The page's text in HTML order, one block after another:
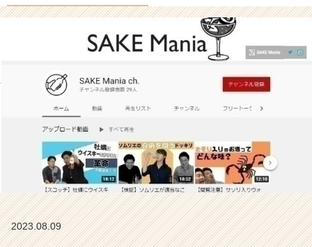
イ
ニ
ー
の
ム
ラ
イ
ン】
|
2023.08.09